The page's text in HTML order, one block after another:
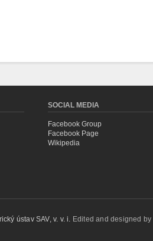
SOCIAL MEDIA
Facebook Group
Facebook Page
Wikipedia
ústav SAV, v. v. i. Edited and designed by